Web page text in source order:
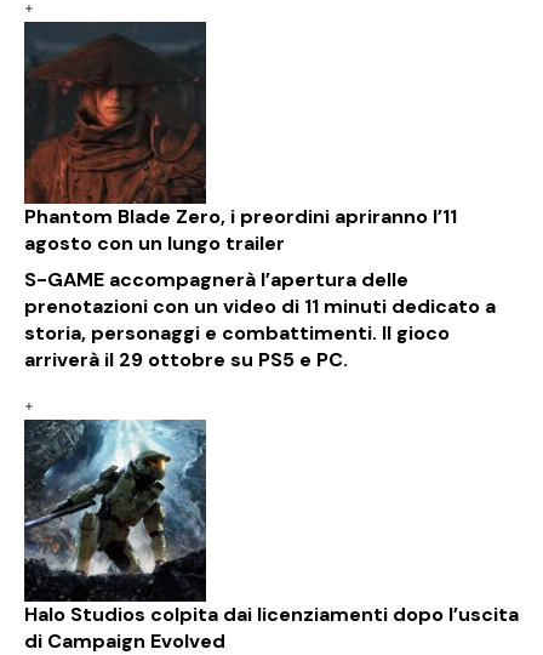
Phantom Blade Zero, i preordini apriranno l’11
agosto con un lungo trailer
S-GAME accompagnerà l’apertura delle
prenotazioni con un video di 11 minuti dedicato a
storia, personaggi e combattimenti. Il gioco
arriverà il 29 ottobre su PS5 e PC.
Halo Studios colpita dai licenziamenti dopo l’uscita
di Campaign Evolved